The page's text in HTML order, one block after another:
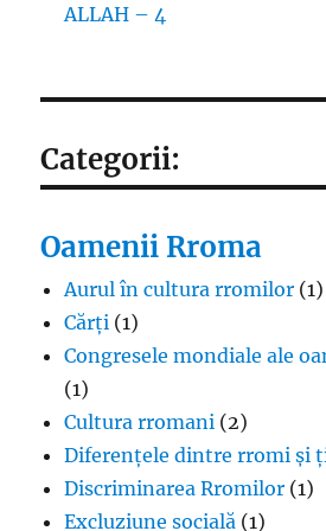
ALLAH – 4
Categorii:
Oamenii Rroma
Aurul în cultura rromilor (1)
Cărți (1)
Congresele mondiale ale
(1)
Cultura rromani (2)
Diferențele dintre rromi și
Discriminarea Rromilor (1)
Excluziune socială (1)